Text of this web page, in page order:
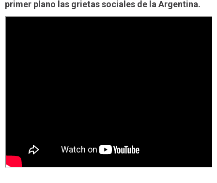
primer plano las grietas sociales de la Argentina.